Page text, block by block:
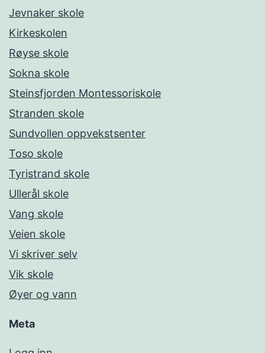
Jevnaker skole
Kirkeskolen
Røyse skole
Sokna skole
Steinsfjorden Montessoriskole
Stranden skole
Sundvollen oppvekstsenter
Toso skole
Tyristrand skole
Ullerål skole
Vang skole
Veien skole
Vi skriver selv
Vik skole
Øyer og vann
Meta